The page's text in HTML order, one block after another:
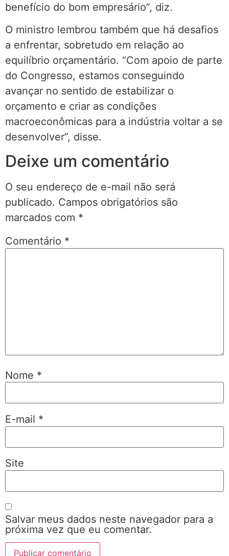
benefício do bom empresário”, diz.
O ministro lembrou também que há desafios
a enfrentar, sobretudo em relação ao
equilíbrio orçamentário. “Com apoio de parte
do Congresso, estamos conseguindo
avançar no sentido de estabilizar o
orçamento e criar as condições
macroeconômicas para a indústria voltar a se
desenvolver”, disse.
Deixe um comentário
O seu endereço de e-mail não será
publicado. Campos obrigatórios são
marcados com *
Comentário *
Nome *
E-mail *
Site
Salvar meus dados neste navegador para a
próxima vez que eu comentar.